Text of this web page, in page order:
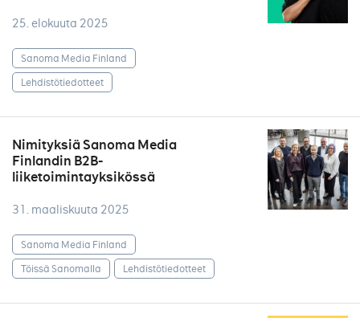
25. elokuuta 2025
Sanoma Media Finland
Lehdistötiedotteet
Nimityksiä Sanoma Media
Finlandin B2B-
liiketoimintayksikössä
31. maaliskuuta 2025
Sanoma Media Finland
Töissä Sanomalla
Lehdistötiedotteet